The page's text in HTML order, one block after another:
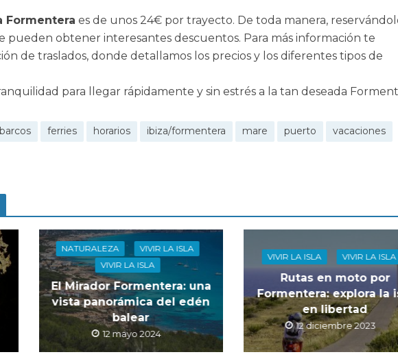
Formentera es de unos 24€ por trayecto. De toda manera,
pueden obtener interesantes descuentos. Para más información te
de traslados, donde detallamos los precios y los diferentes tipos de
para llegar rápidamente y sin estrés a la tan deseada
barcos ferries horarios ibiza/formentera mare puerto
vacaciones
NATURALEZA
VIVIR LA ISLA
VIVIR LA ISLA
El Mirador Formentera: una
vista panorámica del edén
balear
12 mayo 2024
VIVIR LA ISLA VIVIR LA ISLA
Rutas en moto por
Formentera: explora la
en libertad
12 diciembre 2023